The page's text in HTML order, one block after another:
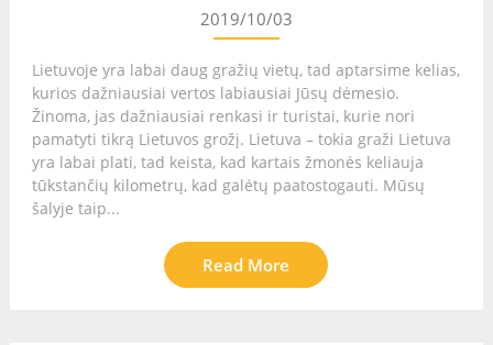
2019/10/03
Lietuvoje yra labai daug gražių vietų, tad aptarsime kelias,
kurios dažniausiai vertos labiausiai Jūsų dėmesio.
Žinoma, jas dažniausiai renkasi ir turistai, kurie nori
pamatyti tikrą Lietuvos grožį. Lietuva – tokia graži Lietuva
yra labai plati, tad keista, kad kartais žmonės keliauja
tūkstančių kilometrų, kad galėtų paatostogauti. Mūsų
šalyje taip...
Read More